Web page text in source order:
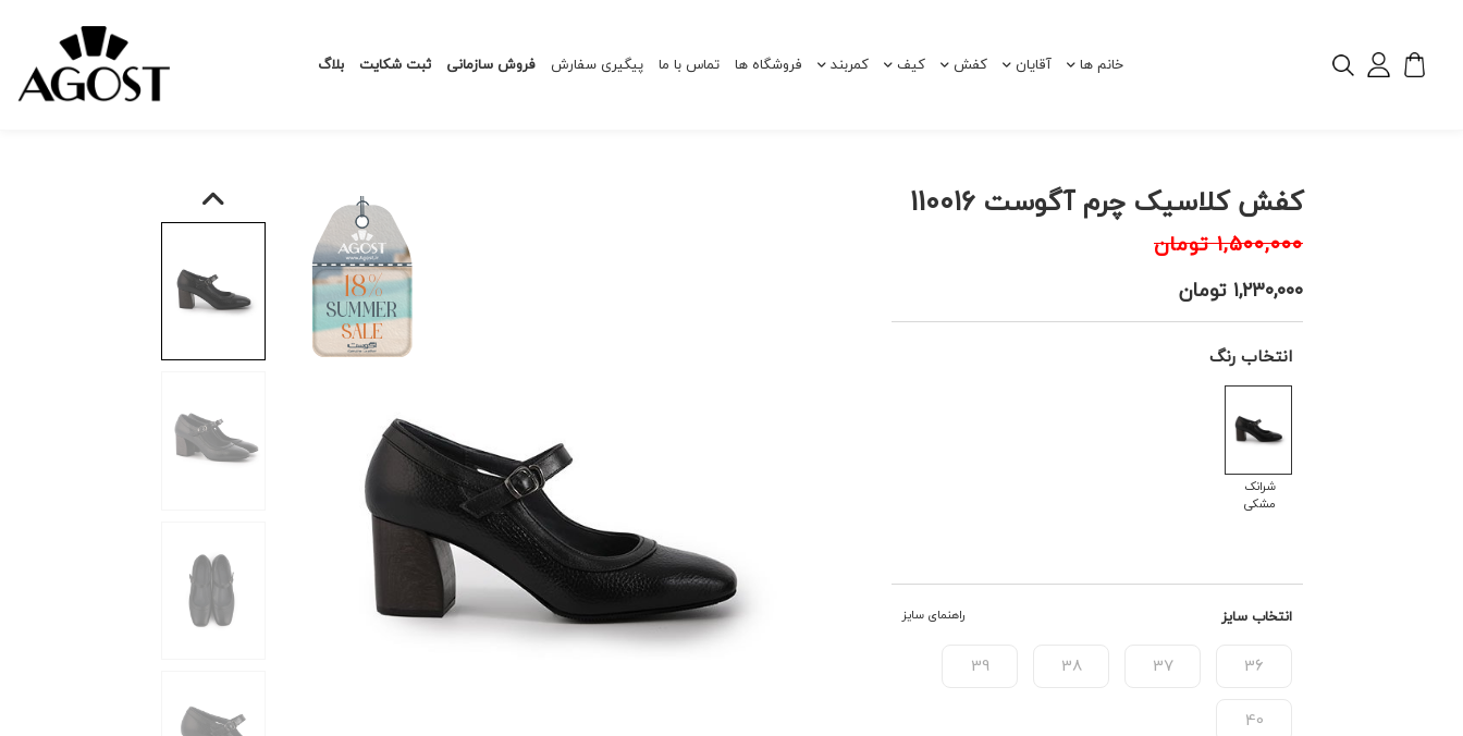
خانم ها آقایان کفش کیف کمربند فروشگاه ها تماس با ما پیگیری سفارش فروش سازمانی ثبت شکایت بلاگ
کفش کلاسیک چرم آگوست 110016
۱,۵۰۰,۰۰۰ تومان
۱,۲۳۰,۰۰۰ تومان
انتخاب رنگ
شرانک
مشکی
انتخاب سایز راهنمای سایز
36
37
38
39
40